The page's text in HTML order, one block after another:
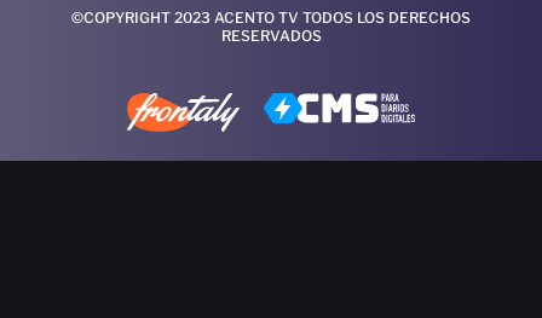
©COPYRIGHT 2023 ACENTO TV TODOS LOS DERECHOS
RESERVADOS